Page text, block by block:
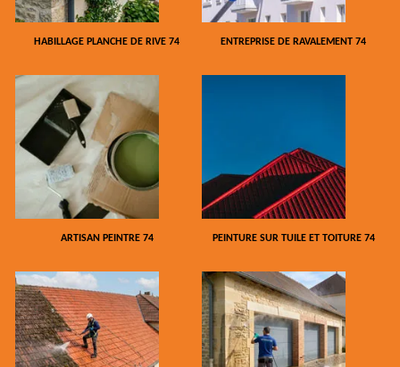
HABILLAGE PLANCHE DE RIVE 74 ENTREPRISE DE RAVALEMENT 74
ARTISAN PEINTRE 74 PEINTURE SUR TUILE ET TOITURE 74